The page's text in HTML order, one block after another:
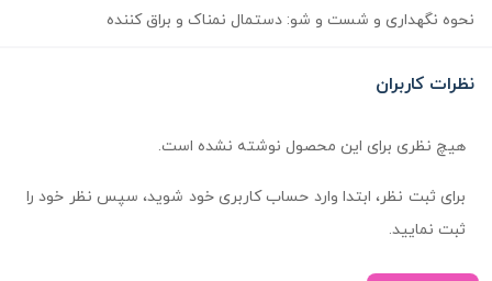
نحوه نگهداری و شست و شو: دستمال نمناک و براق کننده
نظرات کاربران
هیچ نظری برای این محصول نوشته نشده است.
برای ثبت نظر، ابتدا وارد حساب کاربری خود شوید، سپس نظر خود را
ثبت نمایید.